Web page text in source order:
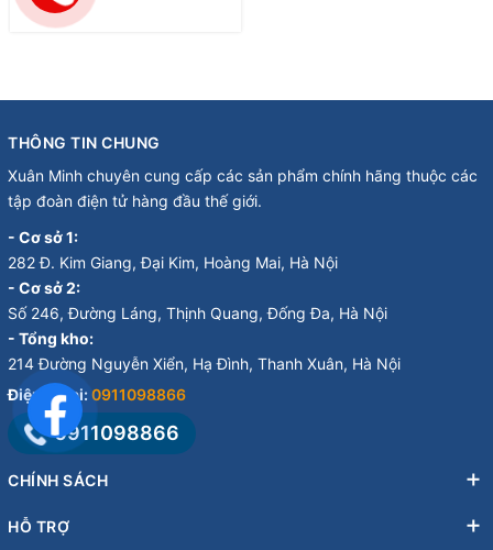
THÔNG TIN CHUNG
Xuân Minh chuyên cung cấp các sản phẩm chính hãng thuộc các
tập đoàn điện tử hàng đầu thế giới.
- Cơ sở 1:
282 Đ. Kim Giang, Đại Kim, Hoàng Mai, Hà Nội
- Cơ sở 2:
Số 246, Đường Láng, Thịnh Quang, Đống Đa, Hà Nội
- Tổng kho:
214 Đường Nguyễn Xiển, Hạ Đình, Thanh Xuân, Hà Nội
Điện thoại:0911098866
0911098866
CHÍNH SÁCH
HỖ TRỢ